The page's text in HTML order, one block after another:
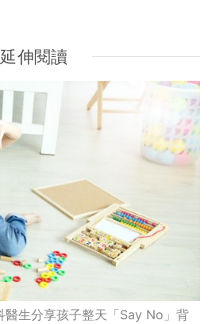
延伸閱讀
生分享孩子整天「Say No」背